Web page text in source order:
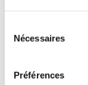
Nécessaires
Préférences